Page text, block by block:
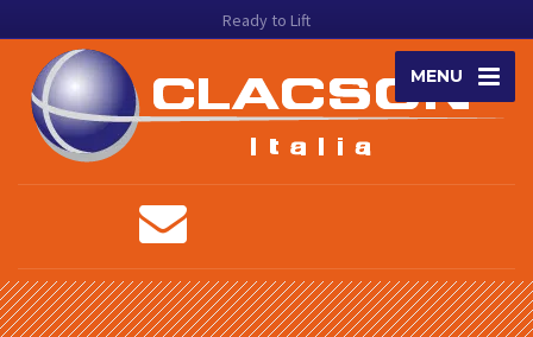
Ready to Lift
MENU